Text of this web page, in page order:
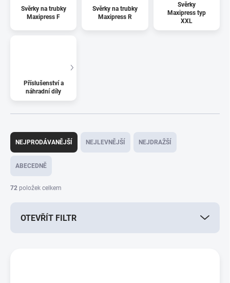
Svěrky na trubky
Maxipress F
Svěrky na trubky
Maxipress R
Svěrky
Maxipress typ
XXL
Příslušenství a
náhradní díly
Ř
z
í
NEJPRODÁVANĚJŠÍ NEJLEVNĚJŠÍ NEJDRAŽŠÍ
ABECEDNĚ
72 položek celkem
OTEVŘÍT FILTR